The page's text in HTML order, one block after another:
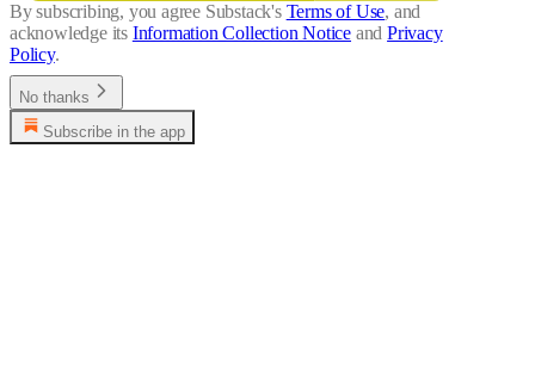
By subscribing, you agree Substack's Terms of Use, and
acknowledge its Information Collection Notice and Privacy
Policy.
No thanks
Subscribe in the app